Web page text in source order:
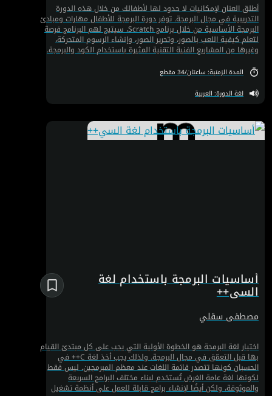
أطلق العنان لإمكانيات لا حدود لها لأطفالك من خلال هذه الدورة
التدريبية في مجال البرمجة. توفر دورة البرمجة للأطفال مهارات ومبادئ
البرمجة الأساسية من خلال برنامج Scratch، سيتيح لهم البرنامج فرصة
لتعلم كيفية اللعب بالصور، وتحرير الصور، وإنشاء الرسوم المتحركة،
وغيرها من المشاريع الفنية التقنية المثيرة باستخدام الكود والبرمجة.
الإبداع ومهارة حل المشاكل.
المدة الزمنية: ساعتان/34 مقطع
لغة الدورة: العربية
أساسيات البرمجة باستخدام لغة
السي++
مصطفى سقلي
اختيار لغة البرمجة هو الخطوة الأولية التي يجب على كل مبتدئ القيام
بها قبل التعمّق في مجال البرمجة. ولذلك يجب أخذ لغة C++ في
الحسبان كونها تتصدر قائمة اللغات عند معظم المبرمجين. ليس فقط
لكونها لغة عامة الغرض تُستخدم لبناء مختلف البرامج السريعة
والموثوقة، ولكن أيضًا لإنشاء برامج قابلة للعمل على أنظمة تشغيل